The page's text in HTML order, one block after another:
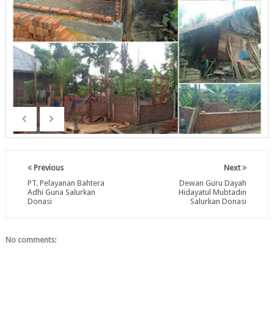
Next
Dewan Guru Dayah
Hidayatul Mubtadin
Salurkan Donasi
Previous
PT. Pelayanan Bahtera
Adhi Guna Salurkan
Donasi
No comments: